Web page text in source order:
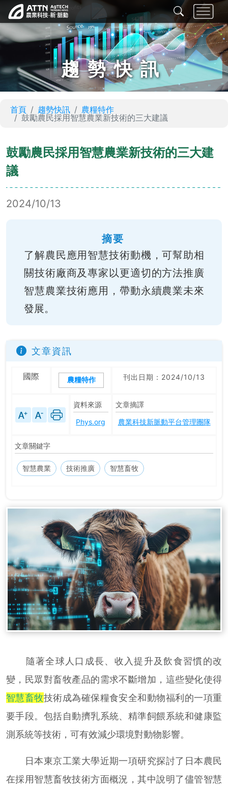
趨勢快訊
首頁 趨勢快訊
農糧特作
鼓勵農民採用智慧農業新技術的三大建議
鼓勵農民採用智慧農業新技術的三大建
議
2024/10/13
摘要
了解農民應用智慧技術動機，可幫助相
關技術廠商及專家以更適切的方法推廣
智慧農業技術應用，帶動永續農業未來
發展。
文章資訊
國際 農糧特作 刊出日期：2024/10/13
資料來源
Phys.org
文章摘譯
農業科技新脈動平台管理團隊
文章關鍵字
智慧農業 技術推廣 智慧畜牧
隨著全球人口成長、收入提升及飲食習慣的改
變，民眾對畜牧產品的需求不斷增加，這些變化使得
智慧畜牧技術成為確保糧食安全和動物福利的一項重
要手段。包括自動擠乳系統、精準飼餵系統和健康監
測系統等技術，可有效減少環境對動物影響。
日本東京工業大學近期一項研究探討了日本農民
在採用智慧畜牧技術方面概況，其中說明了儘管智慧